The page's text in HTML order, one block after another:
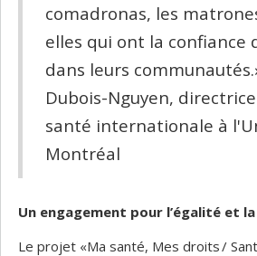
comadronas, les
elles qui ont la confiance
dans leurs
Dubois-Nguyen,
santé internationale à
Montréal
Un engagement pour l’égalité et
Le projet «Ma santé, Mes droits /